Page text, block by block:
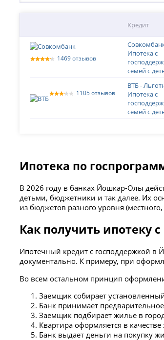
Кредит
1469 отзывов
Ипотека с
семей с
1105 отзывов
ВТБ -
Ипотека с
семей с
Ипотека по
В 2026 году в банках Йошкар-Олы
детьми, бюджетники и так далее. Их
из бюджетов разного уровня
Как получить ипотеку
Ипотечный кредит с господдержкой в
документально. К примеру, при
Во всем остальном принцип
Заемщик собирает
Банк принимает
Заемщик подбирает жилье в
Квартира оформляется в качестве
Банк выдает деньги на покупку